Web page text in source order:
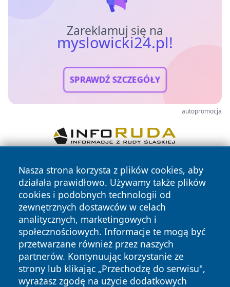
Zareklamuj się na
myslowicki24.pl!
SPRAWDŹ SZCZEGÓŁY
autopromocja
Nasza strona korzysta z plików cookies, aby
działała prawidłowo. Używamy także plików
cookies i podobnych technologii od
zewnętrznych dostawców w celach
analitycznych, marketingowych i
społecznościowych. Informacje te mogą być
przetwarzane również przez naszych
partnerów. Kontynuując korzystanie ze
strony lub klikając „Przechodzę do serwisu",
wyrażasz zgodę na użycie dodatkowych
Copyright © 2026 myslowicki24.pl Wszystkie prawa
zastrzeżone.
News Autorzy
Polityka
Polityka